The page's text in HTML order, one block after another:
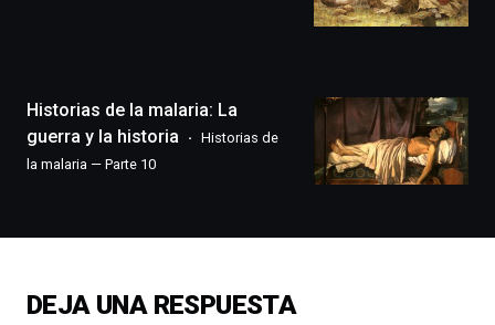
monólogos,
exposiciones,
conferencias,
docufórums
de
16
Historias de la malaria: La
guerra y la historia
Historias de
la malaria — Parte 10
DEJA UNA RESPUESTA